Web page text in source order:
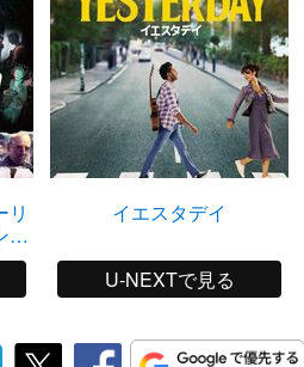
リ
を
イエスタデイ
U-NEXTで見る